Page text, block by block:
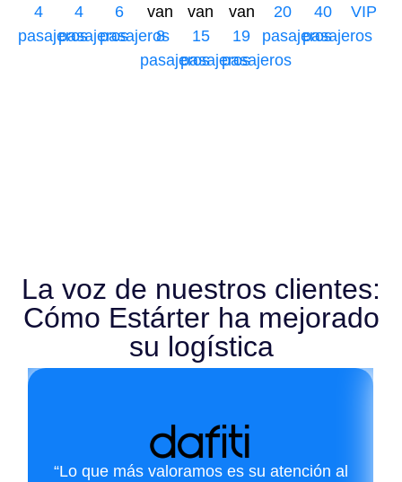
4
pasajeros
4
pasajeros
6
pasajeros
van
8
pasajeros
van
15
pasajeros
van
19
pasajeros
20
pasajeros
40
pasajeros
VIP
La voz de nuestros clientes:
Cómo Estárter ha mejorado
su logística
“Lo que más valoramos es su atención al